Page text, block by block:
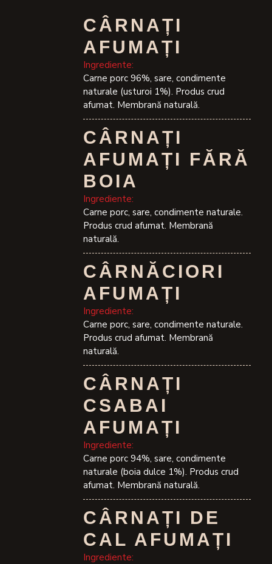
CÂRNAȚI
AFUMAȚI
Ingrediente:
Carne porc 96%, sare, condimente
naturale (usturoi 1%). Produs crud
afumat. Membrană naturală.
CÂRNAȚI
AFUMAȚI FĂRĂ
BOIA
Ingrediente:
Carne porc, sare, condimente naturale.
Produs crud afumat. Membrană
naturală.
CÂRNĂCIORI
AFUMAȚI
Ingrediente:
Carne porc, sare, condimente naturale.
Produs crud afumat. Membrană
naturală.
CÂRNAȚI
CSABAI
AFUMAȚI
Ingrediente:
Carne porc 94%, sare, condimente
naturale (boia dulce 1%). Produs crud
afumat. Membrană naturală.
CÂRNAȚI DE
CAL AFUMAȚI
Ingrediente: